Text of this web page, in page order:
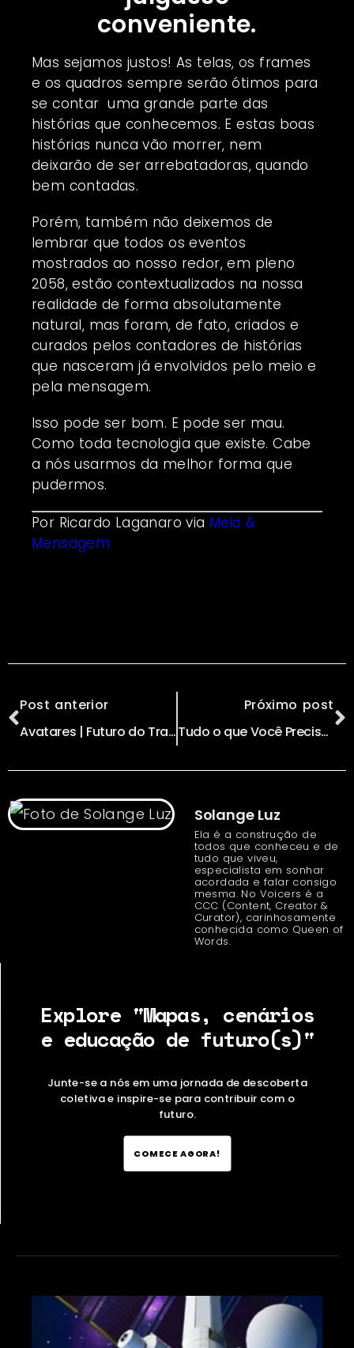
conveniente.
Mas sejamos justos! As telas, os frames
e os quadros sempre serão ótimos para
se contar uma grande parte das
histórias que conhecemos. E estas boas
histórias nunca vão morrer, nem
deixarão de ser arrebatadoras, quando
bem contadas.
Porém, também não deixemos de
lembrar que todos os eventos
mostrados ao nosso redor, em pleno
2058, estão contextualizados na nossa
realidade de forma absolutamente
natural, mas foram, de fato, criados e
curados pelos contadores de histórias
que nasceram já envolvidos pelo meio e
pela mensagem.
Isso pode ser bom. E pode ser mau.
Como toda tecnologia que existe. Cabe
a nós usarmos da melhor forma que
pudermos.
Por Ricardo Laganaro via Meio &
Mensagem
Post anterior
Avatares | Futuro do Transporte
Próximo post
Tudo o que Você Precisa Saber Sobre as Novas Leis de Proteção de Dados- GDPR
Solange Luz
Ela é a construção de
todos que conheceu e de
tudo que viveu,
especialista em sonhar
acordada e falar consigo
mesma. No Voicers é a
CCC (Content, Creator &
Curator), carinhosamente
conhecida como Queen of
Words.
Explore "Mapas, cenários
e educação de futuro(s)"
Junte-se a nós em uma jornada de descoberta
coletiva e inspire-se para contribuir com o
futuro.
COMECE AGORA!